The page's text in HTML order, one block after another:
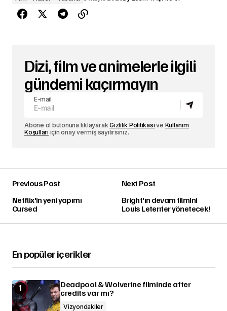
Dizi, film ve animelerle ilgili
gündemi kaçırmayın
E-mail
Abone ol butonuna tıklayarakGizlilik Politikası ve Kullanım
Koşulları için onay vermiş sayılırsınız.
Previous Post
Netflix'in yeni yapımı
Cursed
Next Post
Bright'ın devam filmini
Louis Leterrier yönetecek!
En popüler içerikler
Deadpool & Wolverine filminde after
credits var mı?
Vizyondakiler